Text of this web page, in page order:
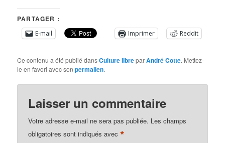
PARTAGER :
E-mail Imprimer Reddit
Ce contenu a été publié dansCulture libreparAndré Cotte. Mettez-
le en favori avec sonpermalien.
Laisser un commentaire
Votre adresse e-mail ne sera pas publiée. Les champs
obligatoires sont indiqués avec*